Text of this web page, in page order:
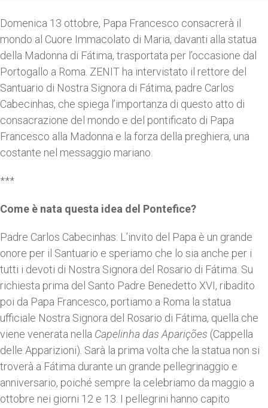
Domenica 13 ottobre, Papa Francesco consacrerà il
mondo al Cuore Immacolato di Maria, davanti alla statua
della Madonna di Fátima, trasportata per l’occasione dal
Portogallo a Roma. ZENIT ha intervistato il rettore del
Santuario di Nostra Signora di Fátima, padre Carlos
Cabecinhas, che spiega l’importanza di questo atto di
consacrazione del mondo e del pontificato di Papa
Francesco alla Madonna e la forza della preghiera, una
costante nel messaggio mariano.
***
Come è nata questa idea del Pontefice?
Padre Carlos Cabecinhas: L’invito del Papa è un grande
onore per il Santuario e speriamo che lo sia anche per i
tutti i devoti di Nostra Signora del Rosario di Fátima. Su
richiesta prima del Santo Padre Benedetto XVI, ribadito
poi da Papa Francesco, portiamo a Roma la statua
ufficiale Nostra Signora del Rosario di Fátima, quella che
viene venerata nella Capelinha das Aparições (Cappella
delle Apparizioni). Sarà la prima volta che la statua non si
troverà a Fátima durante un grande pellegrinaggio e
anniversario, poiché sempre la celebriamo da maggio a
ottobre nei giorni 12 e 13. I pellegrini hanno capito